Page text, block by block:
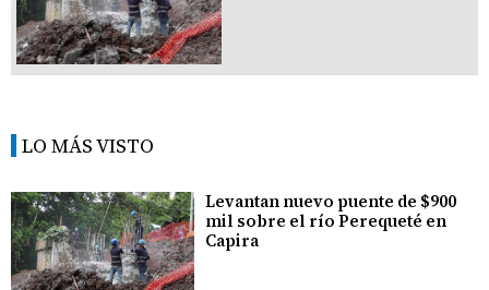
LO MÁS VISTO
Levantan nuevo puente de $900
mil sobre el río Perequeté en
Capira